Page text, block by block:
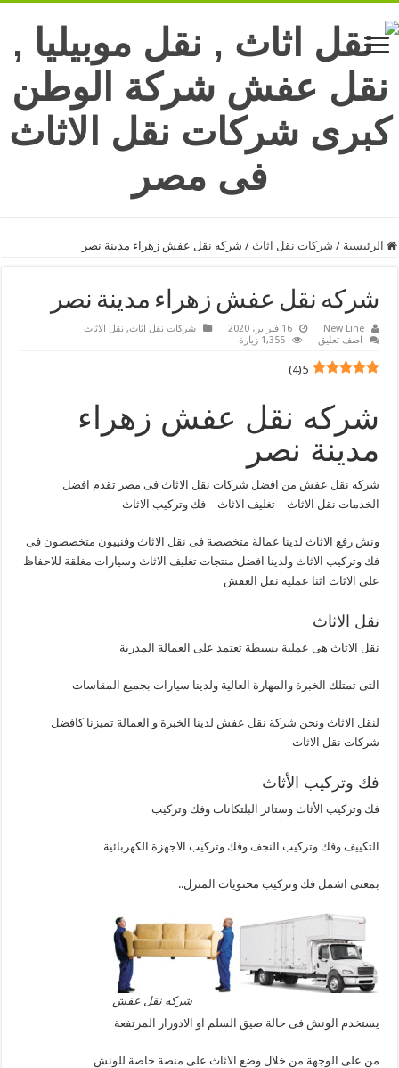
الرئيسية / شركات نقل اثاث / شركه نقل عفش زهراء مدينة نصر
شركه نقل عفش زهراء مدينة نصر
New Line 16 فبراير، 2020 شركات نقل اثاث, نقل الاثاث
اضف تعليق
1,355 زيارة
5
(
4
)
شركه نقل عفش زهراء
مدينة نصر
شركه نقل عفش من افضل شركات نقل الاثاث فى مصر تقدم افضل
الخدمات نقل الاثاث – تغليف الاثاث – فك وتركيب الاثاث –
ونش رفع الاثاث لدينا عمالة متخصصة فى نقل الاثاث وفنييون متخصصون فى
فك وتركيب الاثاث ولدينا افضل منتجات تغليف الاثاث وسيارات مغلقة للاحفاظ
على الاثاث اثنا عملية نقل العفش
نقل الاثاث
نقل الاثاث هى عملية بسيطة تعتمد على العمالة المدربة
التى تمتلك الخبرة والمهارة العالية ولدينا سيارات بجميع المقاسات
لنقل الاثاث ونحن شركة نقل عفش لدينا الخبرة و العمالة تميزنا كافضل
شركات نقل الاثاث
فك وتركيب الأثاث
فك وتركيب الأثاث وستائر البلتكانات وفك وتركيب
التكييف وفك وتركيب النجف وفك وتركيب الاجهزة الكهربائية
بمعنى اشمل فك وتركيب محتويات المنزل..
شركه نقل عفش
يستخدم الونش فى حالة ضيق السلم او الادورار المرتفعة
من على الوجهة من خلال وضع الاثاث على منصة خاصة للونش